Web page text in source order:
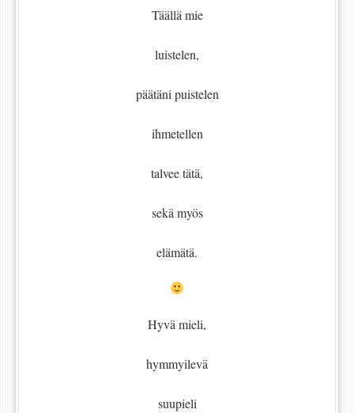
Täällä mie
luistelen,
päätäni puistelen
ihmetellen
talvee tätä,
sekä myös
elämätä.
Hyvä mieli,
hymmyilevä
suupieli